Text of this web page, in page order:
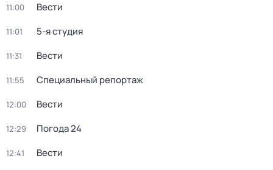
11:00 Вести
11:01 5-я студия
11:31 Вести
11:55 Специальный репортаж
12:00 Вести
12:29 Погода 24
12:41 Вести